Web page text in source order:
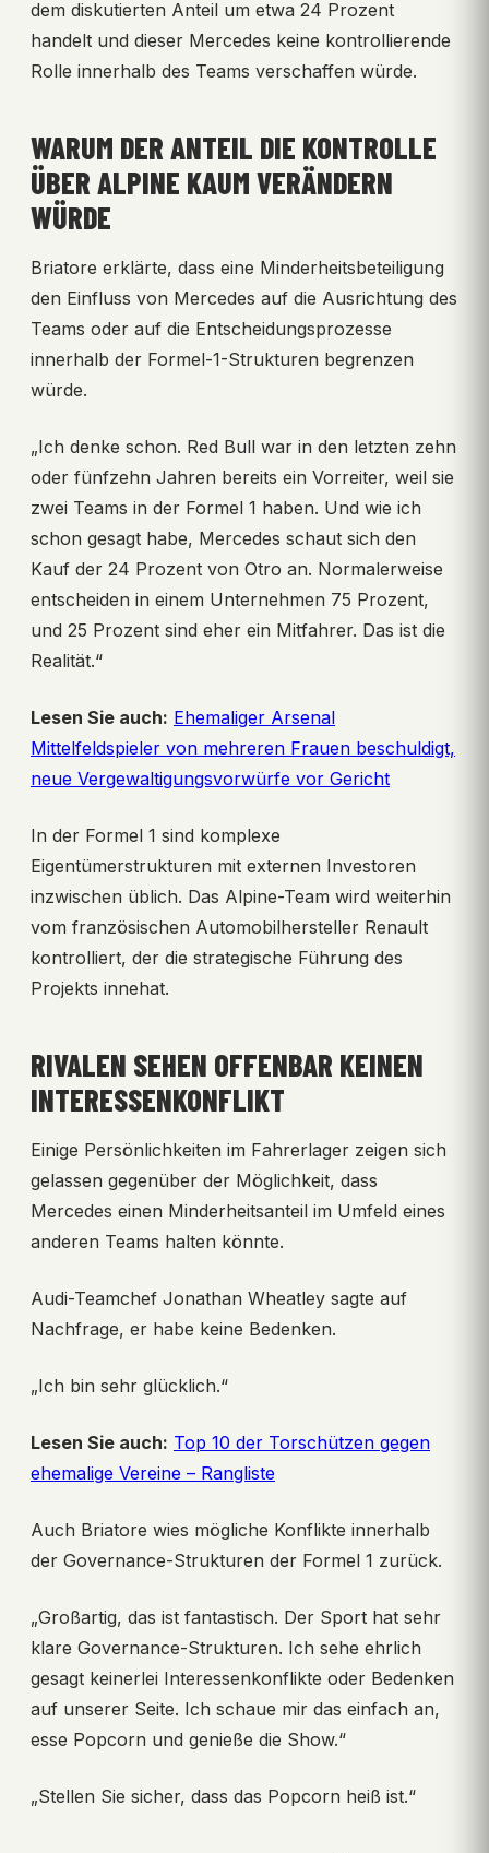
dem diskutierten Anteil um etwa 24 Prozent
handelt und dieser Mercedes keine kontrollierende
Rolle innerhalb des Teams verschaffen würde.
WARUM DER ANTEIL DIE KONTROLLE
ÜBER ALPINE KAUM VERÄNDERN
WÜRDE
Briatore erklärte, dass eine Minderheitsbeteiligung
den Einfluss von Mercedes auf die Ausrichtung des
Teams oder auf die Entscheidungsprozesse
innerhalb der Formel-1-Strukturen begrenzen
würde.
„Ich denke schon. Red Bull war in den letzten zehn
oder fünfzehn Jahren bereits ein Vorreiter, weil sie
zwei Teams in der Formel 1 haben. Und wie ich
schon gesagt habe, Mercedes schaut sich den
Kauf der 24 Prozent von Otro an. Normalerweise
entscheiden in einem Unternehmen 75 Prozent,
und 25 Prozent sind eher ein Mitfahrer. Das ist die
Realität.“
Lesen Sie auch: Ehemaliger Arsenal
Mittelfeldspieler von mehreren Frauen beschuldigt,
neue Vergewaltigungsvorwürfe vor Gericht
In der Formel 1 sind komplexe
Eigentümerstrukturen mit externen Investoren
inzwischen üblich. Das Alpine-Team wird weiterhin
vom französischen Automobilhersteller Renault
kontrolliert, der die strategische Führung des
Projekts innehat.
RIVALEN SEHEN OFFENBAR KEINEN
INTERESSENKONFLIKT
Einige Persönlichkeiten im Fahrerlager zeigen sich
gelassen gegenüber der Möglichkeit, dass
Mercedes einen Minderheitsanteil im Umfeld eines
anderen Teams halten könnte.
Audi-Teamchef Jonathan Wheatley sagte auf
Nachfrage, er habe keine Bedenken.
„Ich bin sehr glücklich.“
Lesen Sie auch: Top 10 der Torschützen gegen
ehemalige Vereine – Rangliste
Auch Briatore wies mögliche Konflikte innerhalb
der Governance-Strukturen der Formel 1 zurück.
„Großartig, das ist fantastisch. Der Sport hat sehr
klare Governance-Strukturen. Ich sehe ehrlich
gesagt keinerlei Interessenkonflikte oder Bedenken
auf unserer Seite. Ich schaue mir das einfach an,
esse Popcorn und genieße die Show.“
„Stellen Sie sicher, dass das Popcorn heiß ist.“